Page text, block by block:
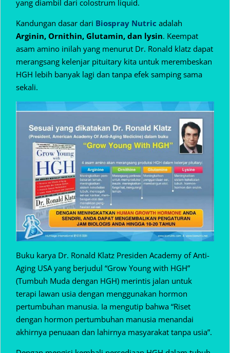
yang diambil dari colostrum liquid.
Kandungan dasar dari Biospray Nutric adalah
Arginin, Ornithin, Glutamin, dan lysin. Keempat
asam amino inilah yang menurut Dr. Ronald klatz dapat
merangsang kelenjar pituitary kita untuk merembeskan
HGH lebih banyak lagi dan tanpa efek samping sama
sekali.
Buku karya Dr. Ronald Klatz Presiden Academy of Anti-
Aging USA yang berjudul “Grow Young with HGH”
(Tumbuh Muda dengan HGH) merintis jalan untuk
terapi lawan usia dengan menggunakan hormon
pertumbuhan manusia. Ia mengutip bahwa “Riset
dengan hormon pertumbuhan manusia menandai
akhirnya penuaan dan lahirnya masyarakat tanpa usia”.